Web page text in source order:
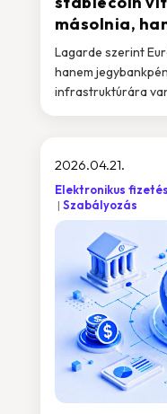
másolnia,
Lagarde szerint
hanem
infrastruktúrára
2026.04.21.
Elektronikus fizetés
Szabályozás